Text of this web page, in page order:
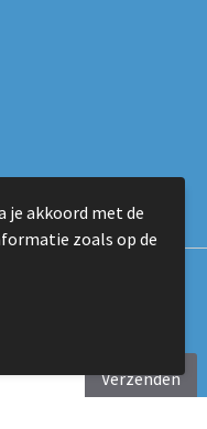
Verzenden
je akkoord met de
zoals op de